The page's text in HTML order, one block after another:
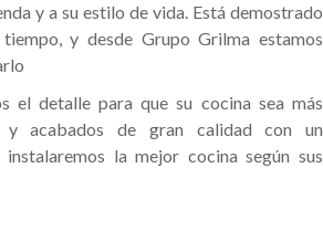
y a su estilo de vida. Está demostrado
y desde Grupo Grilma estamos
el detalle para que su cocina sea más
y acabados de gran calidad con un
la mejor cocina según sus